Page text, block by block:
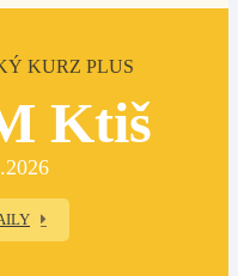
KURZ PLUS
Ktiš